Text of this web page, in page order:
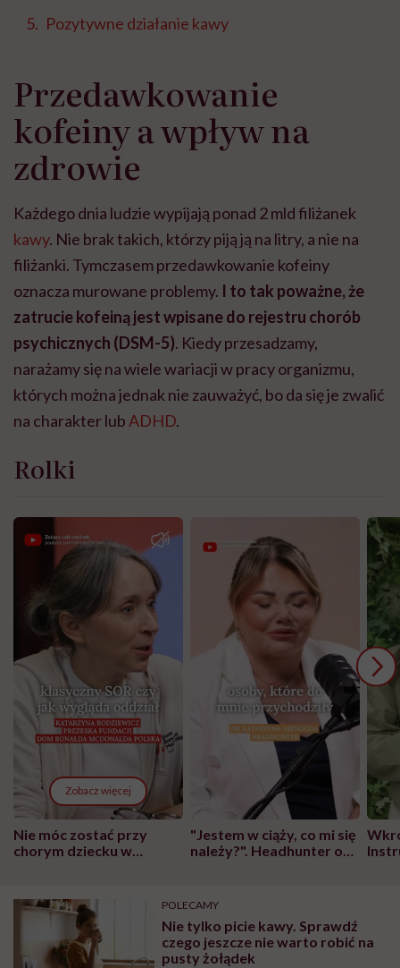
Pozytywne działanie kawy
Przedawkowanie
kofeiny a wpływ na
zdrowie
Każdego dnia ludzie wypijają ponad 2 mld filiżanek
kawy. Nie brak takich, którzy piją ją na litry, a nie na
filiżanki. Tymczasem przedawkowanie kofeiny
oznacza murowane problemy. I to tak poważne, że
zatrucie kofeiną jest wpisane do rejestru chorób
psychicznych (DSM-5). Kiedy przesadzamy,
narażamy się na wiele wariacji w pracy organizmu,
których można jednak nie zauważyć, bo da się je zwalić
na charakter lub ADHD.
Rolki
Zobacz więcej
Nie móc zostać przy
chorym dziecku w
może chyba tylko
głupota i brak
wyobraźni"
"Jestem w ciąży, co mi się
należy?". Headhunter o
pracy
POLECAMY
Nie tylko picie kawy. Sprawdź
czego jeszcze nie warto robić na
pusty żołądek